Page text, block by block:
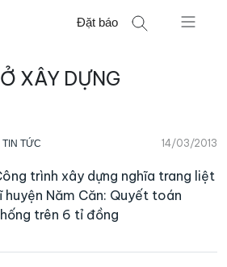
Đặt báo
XÂY DỰNG
TIN TỨC 14/03/2013
trình xây dựng nghĩa trang liệt
huyện Năm Căn: Quyết toán
trên 6 tỉ đồng